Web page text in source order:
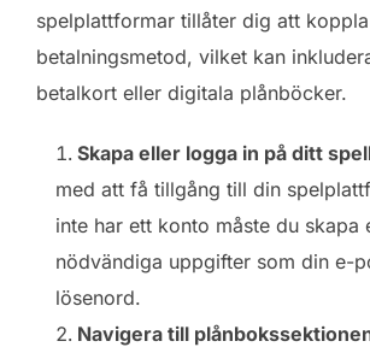
spelplattformar tillåter dig att
betalningsmetod, vilket kan
betalkort eller digitala plånböcker.
Skapa eller logga in på ditt
med att få tillgång till din
inte har ett konto måste du skapa
nödvändiga uppgifter som din e-
lösenord.
Navigera till